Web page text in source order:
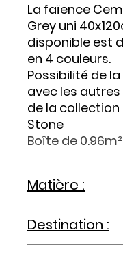
La faïence
Grey uni
disponible est
en 4 couleurs.
Possibilité de
avec les
de la
Stone
Boîte de 0.96m²
Matière :
Destination :